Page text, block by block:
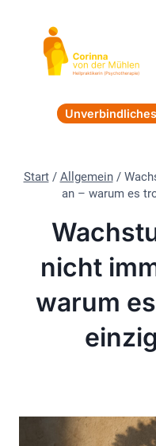
springen
Start / Allgemein /
an – warum es
nicht
warum